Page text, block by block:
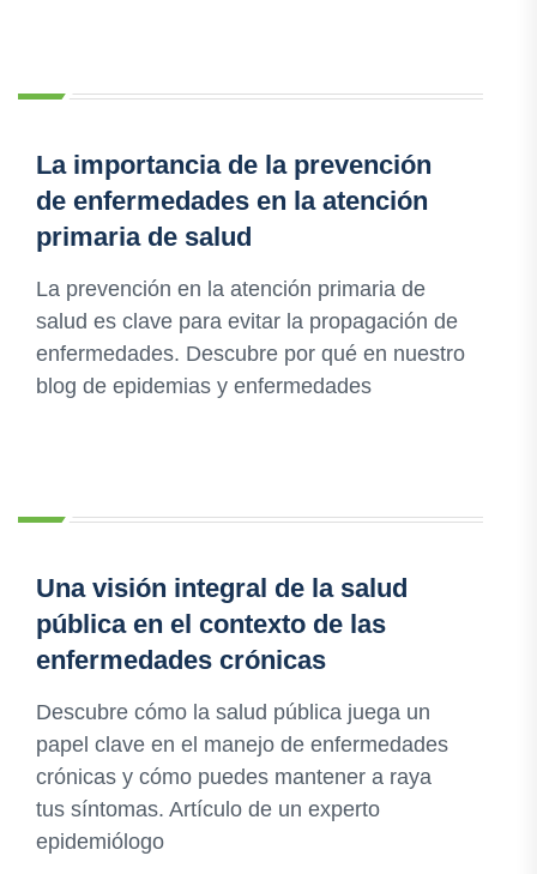
La importancia de la prevención
de enfermedades en la atención
primaria de salud
La prevención en la atención primaria de
salud es clave para evitar la propagación de
enfermedades. Descubre por qué en nuestro
blog de epidemias y enfermedades
Una visión integral de la salud
pública en el contexto de las
enfermedades crónicas
Descubre cómo la salud pública juega un
papel clave en el manejo de enfermedades
crónicas y cómo puedes mantener a raya
tus síntomas. Artículo de un experto
epidemiólogo